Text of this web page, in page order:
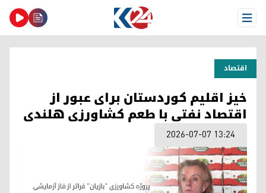
Open Menu
اقتصاد
خیز اقلیم کوردستان برای عبور از
اقتصاد نفتی با طعم کشاورزی هلندی
2026-07-07 13:24